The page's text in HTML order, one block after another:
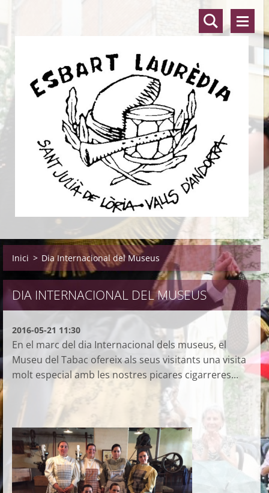
Inici > Dia Internacional del Museus
DIA INTERNACIONAL DEL MUSEUS
2016-05-21 11:30
En el marc del dia Internacional dels museus, el
Museu del Tabac ofereix als seus visitants una visita
molt especial amb les nostres picares cigarreres...